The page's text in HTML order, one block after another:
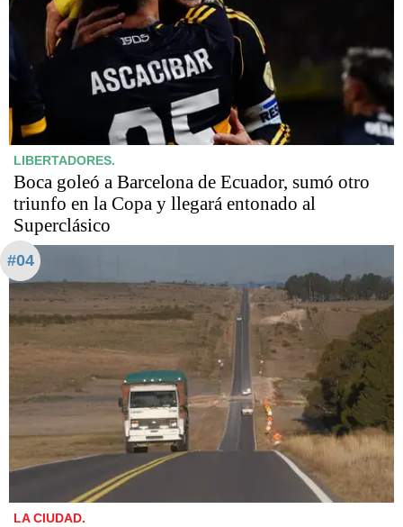
LIBERTADORES.
Boca goleó a Barcelona de Ecuador, sumó otro
triunfo en la Copa y llegará entonado al
Superclásico
#04
LA CIUDAD.